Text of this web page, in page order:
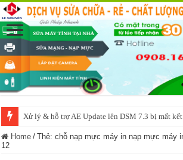
Xử lý & hỗ trợ AE Update lên DSM 7.3 bị mất
Home / Thẻ:chỗ nạp mực máy in nạp mực máy
12